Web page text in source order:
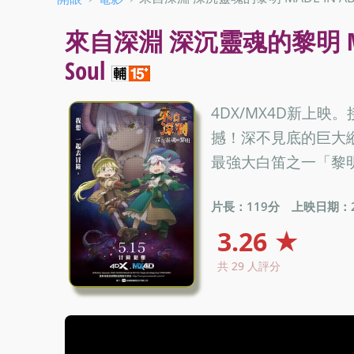
來自深淵 深沉靈魂的黎明
Soul
4DX/MX4D新上映。
撼！深不見底的巨
最強大白笛之一「黎
片長：119分 上映日期
3.26 ★
共 29 人評分